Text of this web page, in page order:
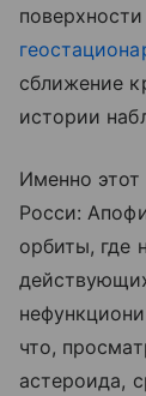
сближение
истории
Именно
Росси:
орбиты, где
что,
астероида,